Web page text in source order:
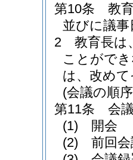
第10条
教
並びに議
2
教育長は
ことがで
は、改め
(会議の順
第11条
会
(1)
開会
(2)
前回